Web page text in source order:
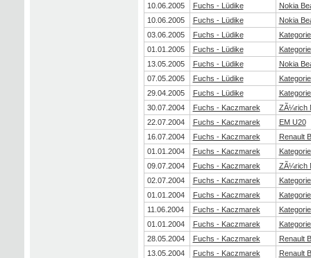
10.06.2005
Fuchs - Lüdike
Nokia
10.06.2005
Fuchs - Lüdike
Nokia
03.06.2005
Fuchs - Lüdike
01.01.2005
Fuchs - Lüdike
13.05.2005
Fuchs - Lüdike
Nokia
07.05.2005
Fuchs - Lüdike
29.04.2005
Fuchs - Lüdike
30.07.2004
Fuchs - Kaczmarek
ZÃ¼rich
22.07.2004
Fuchs - Kaczmarek
EM U20
16.07.2004
Fuchs - Kaczmarek
Renault
01.01.2004
Fuchs - Kaczmarek
09.07.2004
Fuchs - Kaczmarek
ZÃ¼rich
02.07.2004
Fuchs - Kaczmarek
01.01.2004
Fuchs - Kaczmarek
11.06.2004
Fuchs - Kaczmarek
01.01.2004
Fuchs - Kaczmarek
28.05.2004
Fuchs - Kaczmarek
Renault
13.05.2004
Fuchs - Kaczmarek
Renault